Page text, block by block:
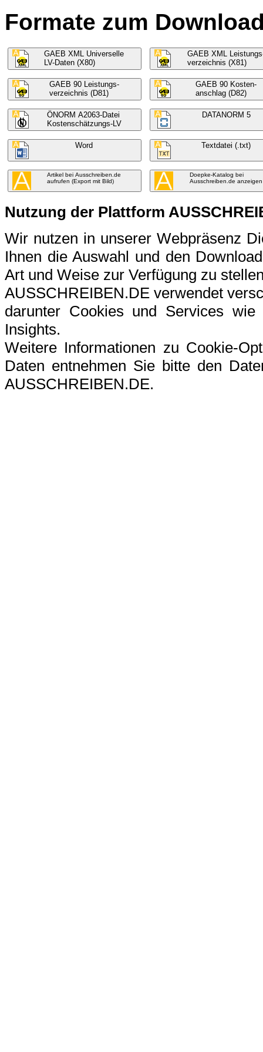
Formate zum
GAEB XML Universelle
LV-Daten (X80)
GAEB XML
verzeichnis (X81)
GAEB 90 Leistungs-
verzeichnis (D81)
GAEB 90 Kosten-
anschlag (D82)
ÖNORM A2063-Datei
Kostenschätzungs-LV
DATANORM 5
Word Textdatei (.txt)
Artikel bei Ausschreiben.de
aufrufen (Export mit Bild)
Doepke-Katalog bei
Ausschreiben.de anzeigen
Nutzung der Plattform
Wir nutzen in unserer Webpräsenz
Ihnen die Auswahl und den
Art und Weise zur Verfügung zu
AUSSCHREIBEN.DE verwendet
darunter Cookies und Services
Insights.
Weitere Informationen zu Cookie-
Daten entnehmen Sie bitte den
AUSSCHREIBEN.DE.